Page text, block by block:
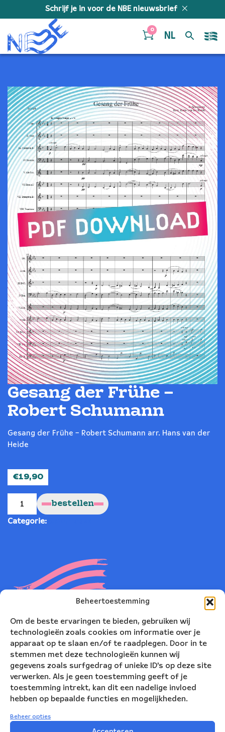
Beheertoestemming
Om de beste ervaringen te bieden, gebruiken wij
technologieën zoals cookies om informatie over je
apparaat op te slaan en/of te raadplegen. Door in te
stemmen met deze technologieën kunnen wij
gegevens zoals surfgedrag of unieke ID's op deze site
verwerken. Als je geen toestemming geeft of je
toestemming intrekt, kan dit een nadelige invloed
hebben op bepaalde functies en mogelijkheden.
Beheer opties
Schrijf je in voor de NBE nieuwsbrief
0
NL
Gesang der Frühe –
Robert Schumann
Gesang der Frühe – Robert Schumann arr. Hans van der
Heide
€19,90
Frühe
Robert
Schumann
bestellen
Categorie:
Beschrijving